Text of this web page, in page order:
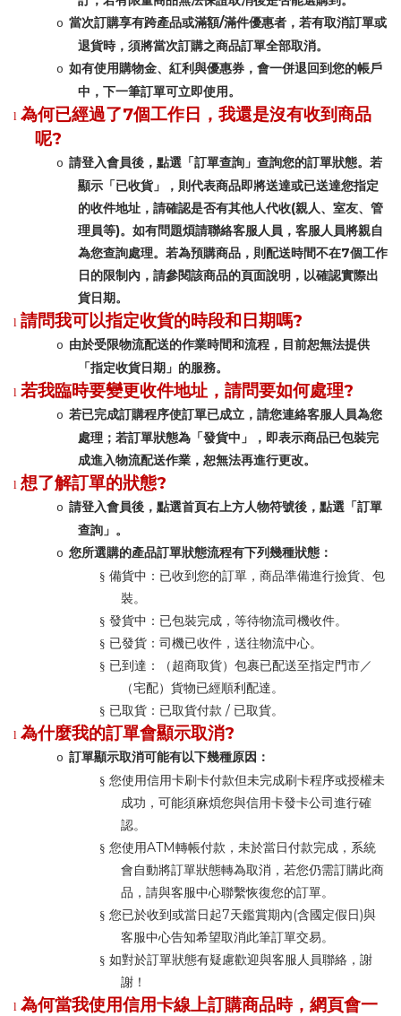
o 當次訂購享有跨產品或滿額/滿件優惠者，若有取消訂單或
退貨時，須將當次訂購之商品訂單全部取消。
o 如有使用購物金、紅利與優惠券，會一併退回到您的帳戶
中，下一筆訂單可立即使用。
l 為何已經過了7個工作日，我還是沒有收到商品
呢?
o 請登入會員後，點選「訂單查詢」查詢您的訂單狀態。若
顯示「已收貨」，則代表商品即將送達或已送達您指定
的收件地址，請確認是否有其他人代收(親人、室友、管
理員等)。如有問題煩請聯絡客服人員，客服人員將親自
為您查詢處理。若為預購商品，則配送時間不在7個工作
日的限制內，請參閱該商品的頁面說明，以確認實際出
貨日期。
l 請問我可以指定收貨的時段和日期嗎?
o 由於受限物流配送的作業時間和流程，目前恕無法提供
「指定收貨日期」的服務。
l 若我臨時要變更收件地址，請問要如何處理?
o 若已完成訂購程序使訂單已成立，請您連絡客服人員為您
處理；若訂單狀態為「發貨中」，即表示商品已包裝完
成進入物流配送作業，恕無法再進行更改。
l 想了解訂單的狀態?
o 請登入會員後，點選首頁右上方人物符號後，點選「訂單
查詢」。
o 您所選購的產品訂單狀態流程有下列幾種狀態：
§ 備貨中：已收到您的訂單，商品準備進行撿貨、包
裝。
§ 發貨中：已包裝完成，等待物流司機收件。
§ 已發貨：司機已收件，送往物流中心。
§ 已到達：（超商取貨）包裹已配送至指定門市／
（宅配）貨物已經順利配達。
§ 已取貨：已取貨付款 / 已取貨。
l 為什麼我的訂單會顯示取消?
o 訂單顯示取消可能有以下幾種原因：
§ 您使用信用卡刷卡付款但未完成刷卡程序或授權未
成功，可能須麻煩您與信用卡發卡公司進行確
認。
§ 您使用ATM 轉帳付款，未於當日付款完成，系統
會自動將訂單狀態轉為取消，若您仍需訂購此商
品，請與客服中心聯繫恢復您的訂單。
§ 您已於收到或當日起7天鑑賞期內 (含國定假日 )與
客服中心告知希望取消此筆訂單交易。
§ 如對於訂單狀態有疑慮歡迎與客服人員聯絡，謝
謝！
l 為何當我使用信用卡線上訂購商品時，網頁會一